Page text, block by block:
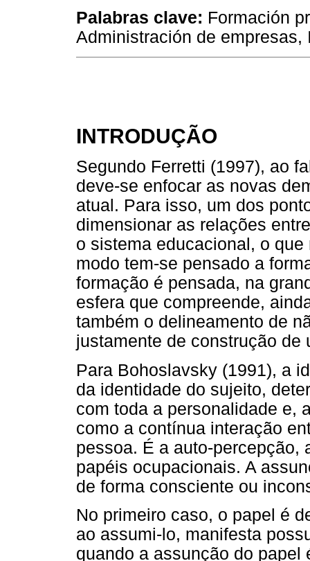
Palabras clave: Formación
Administración de
INTRODUÇÃO
Segundo Ferretti (1997), ao
deve-se enfocar as novas
atual. Para isso, um dos
dimensionar as relações
o sistema educacional, o
modo tem-se pensado a
formação é pensada, na
esfera que compreende,
também o delineamento de
justamente de construção
Para Bohoslavsky (1991), a
da identidade do sujeito,
com toda a personalidade e,
como a contínua interação
pessoa. É a auto-percepção,
papéis ocupacionais. A
de forma consciente ou
No primeiro caso, o papel é
ao assumi-lo, manifesta
quando a assunção do